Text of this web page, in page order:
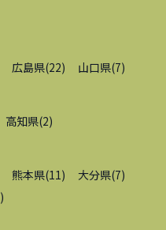
広島県(22) 山口県(7)
高知県(2)
熊本県(11 ) 大分県(7)
)